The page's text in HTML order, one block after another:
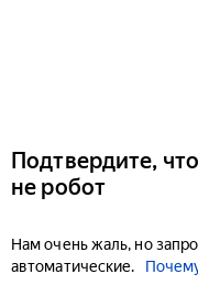
Подтвердите,
не робот
Нам очень жаль, но
автоматические.